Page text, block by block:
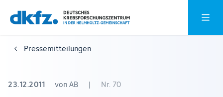
Zum
Hauptinhalt
springen
Zur
Fußzeile
springen
Pressemitteilungen
23.12.2011 von AB | Nr. 70